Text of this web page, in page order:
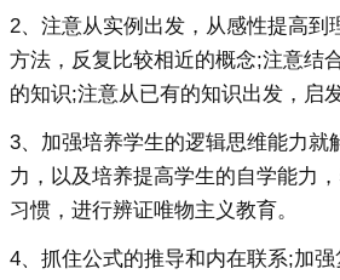
2、注意从实例出发，从感性提高到
方法，反复比较相近的概念;注意结
的知识;注意从已有的知识出发，启
3、加强培养学生的逻辑思维能力就
力，以及培养提高学生的自学能力
习惯，进行辨证唯物主义教育。
4、抓住公式的推导和内在联系;加